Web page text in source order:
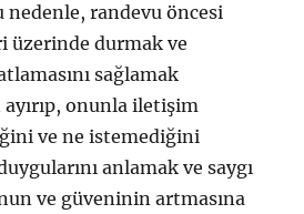
randevu öncesi
durmak ve
sağlamak
onunla iletişim
ve ne istemediğini
anlamak ve saygı
ve güveninin artmasına